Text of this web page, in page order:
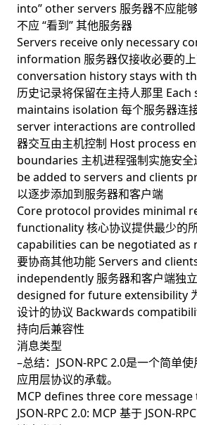
into” other servers 服务器不应能
不应 “看到” 其他服务器
Servers receive only necessary
information 服务器仅接收必要的
conversation history stays with
历史记录将保留在主持人那里
maintains isolation 每个服务器连
server interactions are
器交互由主机控制 Host process
boundaries 主机进程强制实施安
be added to servers and clients
以逐步添加到服务器和客户端
Core protocol provides minimal
functionality 核心协议提供最少的
capabilities can be negotiated as
要协商其他功能 Servers and
independently 服务器和客户端独
designed for future extensibility
设计的协议 Backwards
持向后兼容性
消息类型
–总结：JSON-RPC 2.0是一个简单
应用层协议的承载。
MCP defines three core
JSON-RPC 2.0: MCP 基于 JSON-